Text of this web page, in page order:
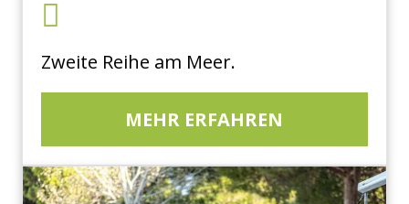
Zweite Reihe am Meer.
MEHR ERFAHREN